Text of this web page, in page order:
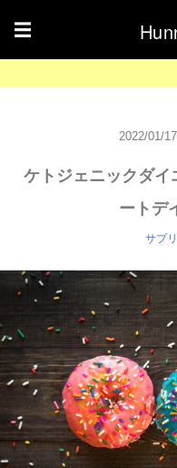
☰
2022/01/17
ケトジェニックダ
ートデ
サプリ